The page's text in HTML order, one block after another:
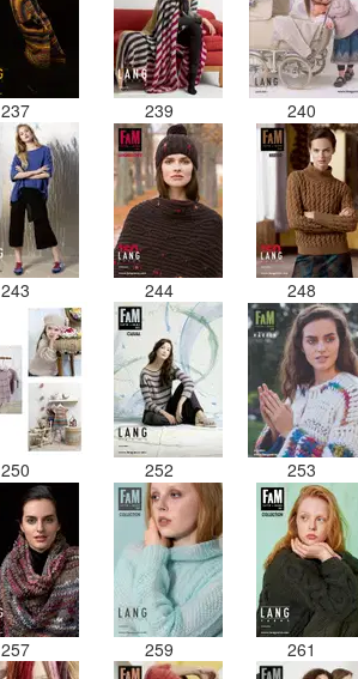
237 239 240
243 244 248
250 252 253
257 259 261